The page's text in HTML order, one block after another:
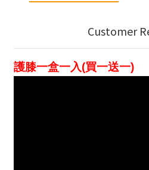
Customer
護膝一盒一入(買一送一)